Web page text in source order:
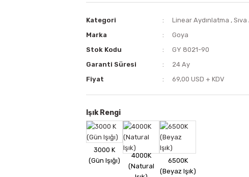
Kategori Linear Aydınlatma ,
Marka
Goya
Stok Kodu
GY 8021-90
Garanti Süresi
24 Ay
Fiyat
69,00 USD + KDV
Işık Rengi